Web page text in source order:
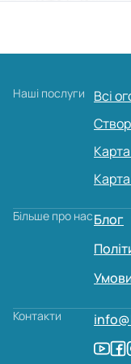
Наші послуги
Всі
Карта
Більше про насБлог
Контакти